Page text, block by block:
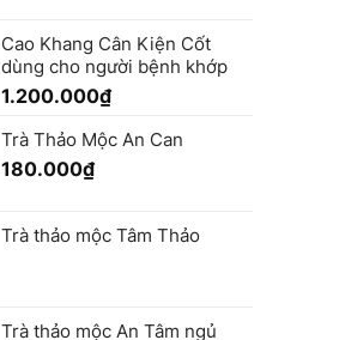
Cao Khang Cân Kiện Cốt
dùng cho người bệnh khớp
1.200.000₫
Trà Thảo Mộc An Can
180.000₫
Trà thảo mộc Tâm Thảo
Trà thảo mộc An Tâm ngủ